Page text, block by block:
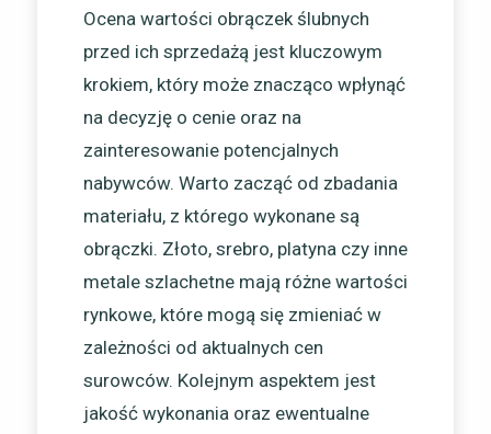
Ocena wartości obrączek ślubnych
przed ich sprzedażą jest kluczowym
krokiem, który może znacząco wpłynąć
na decyzję o cenie oraz na
zainteresowanie potencjalnych
nabywców. Warto zacząć od zbadania
materiału, z którego wykonane są
obrączki. Złoto, srebro, platyna czy inne
metale szlachetne mają różne wartości
rynkowe, które mogą się zmieniać w
zależności od aktualnych cen
surowców. Kolejnym aspektem jest
jakość wykonania oraz ewentualne